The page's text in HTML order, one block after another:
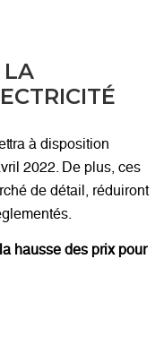
LA
à disposition
2022. De plus, ces
de détail, réduiront
hausse des prix pour